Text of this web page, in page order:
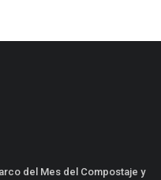
del Mes del Compostaje y